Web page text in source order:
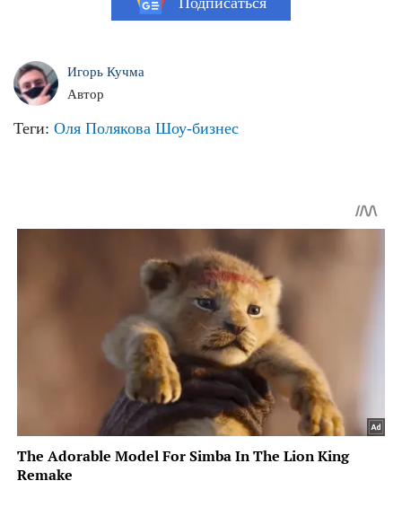
Игорь Кучма
Автор
Теги: Оля Полякова Шоу-бизнес